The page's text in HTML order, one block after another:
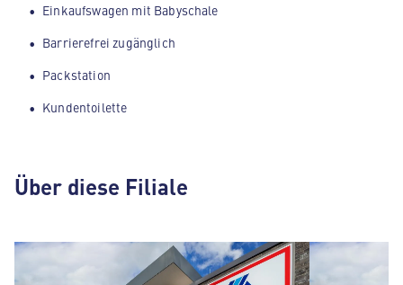
Einkaufswagen mit Babyschale
Barrierefrei zugänglich
Packstation
Kundentoilette
Über diese Filiale